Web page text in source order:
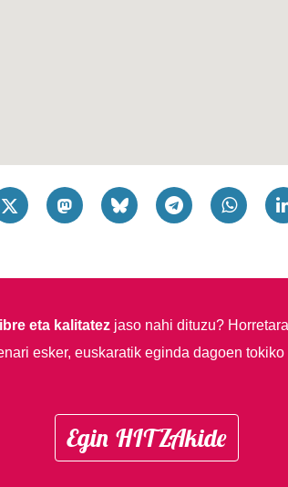
eta kalitatezjaso nahi dituzu?
esker, euskaratik eginda dagoen
Egin HITZAkide